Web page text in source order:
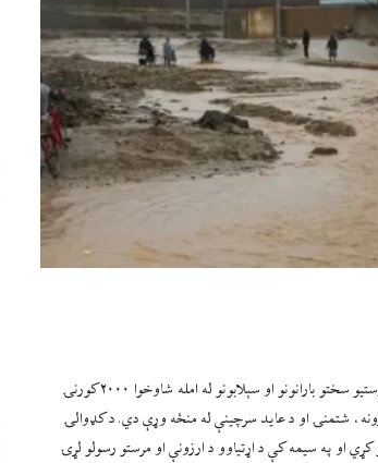
د کډوالۍ نړیوال سازمان (آی او ایم) په خپلو تازه ارقامو کې ویلي، چې په ننګرهار ولایت کې د وروستیو سختو بارانونو او سېلابونو له امله شاوخوا ۲۰۰۰ کورنۍ
شتمنۍ او د عاید سرچینې له منځه وړې دي. د کډوالۍ
او په سیمه کې د اړتیاوو د ارزونې او مرستو رسولو لړۍ